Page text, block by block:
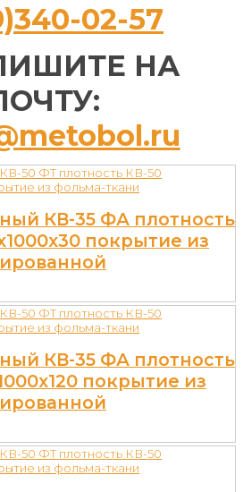
02-57
НА
КВ-35 ФА плотность
покрытие из
КВ-35 ФА плотность
покрытие из